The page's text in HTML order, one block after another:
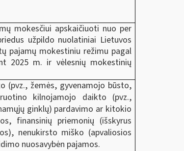
mokesčiui apskaičiuoti nuo per
užpildo nuolatiniai Lietuvos
pajamų mokestiniu režimu pagal
2025 m. ir vėlesnių mokestinių
(pvz., žemės, gyvenamojo būsto,
kilnojamojo daikto (pvz.,
ginklų) pardavimo ar kitokio
finansinių priemonių (išskyrus
, nenukirsto miško (apvaliosios
nuosavybėn pajamos.